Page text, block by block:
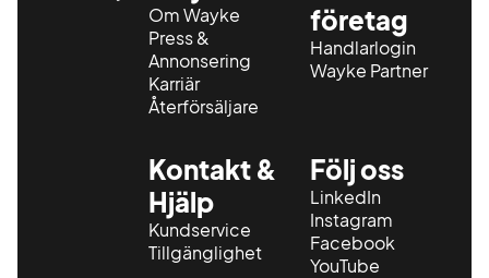
Om Wayke
Press &
Annonsering
Karriär
Återförsäljare
företag
Handlarlogin
Wayke Partner
Kontakt &
Hjälp
Kundservice
Tillgänglighet
Följ oss
LinkedIn
Instagram
Facebook
YouTube